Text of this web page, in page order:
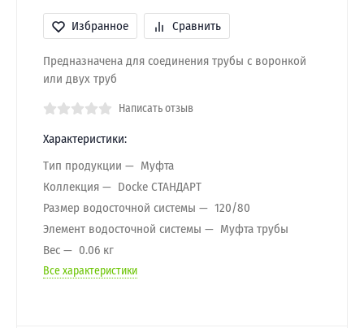
Избранное Сравнить
Предназначена для соединения трубы с воронкой
или двух труб
Написать отзыв
Характеристики:
Тип продукции
Муфта
Коллекция
Docke СТАНДАРТ
Размер водосточной системы
120/80
Элемент водосточной системы
Муфта трубы
Вес
0.06 кг
Все характеристики